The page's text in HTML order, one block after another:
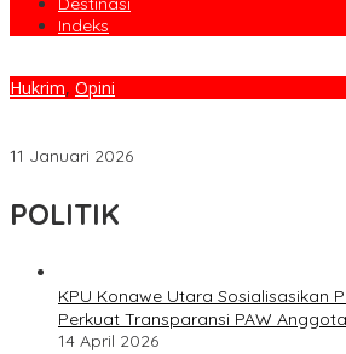
Indeks
Hukrim, Opini
11 Januari 2026
POLITIK
KPU Konawe Utara Sosialisasikan
Perkuat Transparansi PAW
14 April 2026